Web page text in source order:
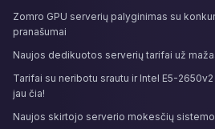
Zomro GPU serverių palyginimas su
pranašumai
Naujos dedikuotos serverių tarifai už
Tarifai su neribotu srautu ir Intel E5-
jau čia!
Naujos skirtojo serverio mokesčių